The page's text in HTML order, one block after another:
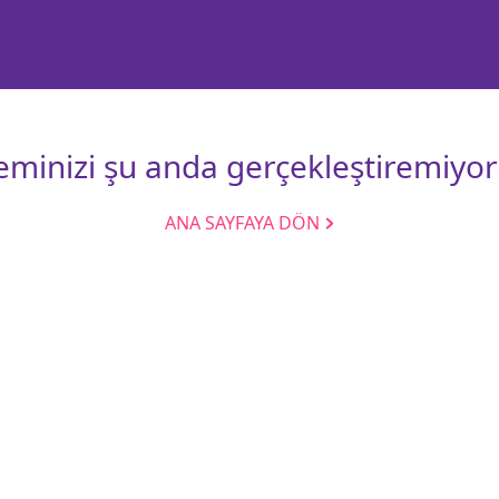
şu anda
ANA SAYFAYA DÖN